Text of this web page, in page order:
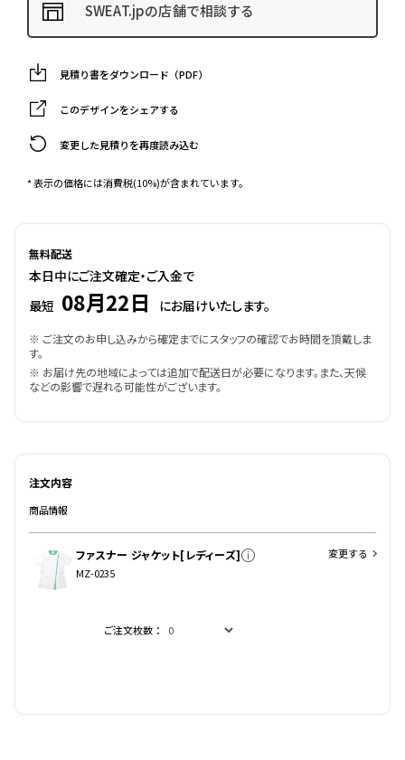
SWEAT.jpの店舗で相談する
見積り書をダウンロード（PDF）
このデザインをシェアする
変更した見積りを再度読み込む
* 表示の価格には消費税(10%)が含まれています。
無料配送
本日中にご注文確定・ご入金で
最短 08月22日 にお届けいたします。
※ ご注文のお申し込みから確定までにスタッフの確認でお時間を頂戴しま
す。
※ お届け先の地域によっては追加で配送日が必要になります。また、天候
などの影響で遅れる可能性がございます。
注文内容
商品情報
ファスナー ジャケット[レディーズ]
MZ-0235
ご注文枚数：
変更する